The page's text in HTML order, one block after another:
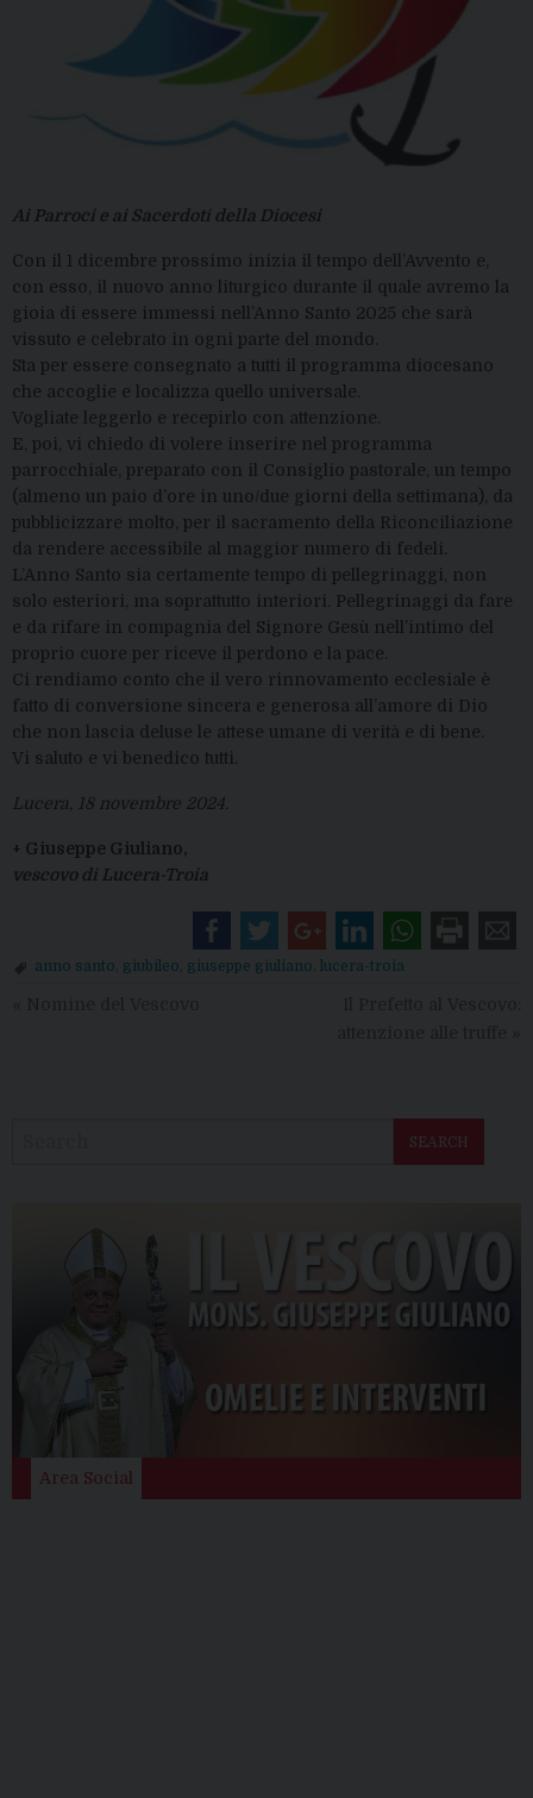
Ai Parroci e ai Sacerdoti della Diocesi
Con il 1 dicembre prossimo inizia il tempo dell’Avvento e,
con esso, il nuovo anno liturgico durante il quale avremo la
gioia di essere immessi nell’Anno Santo 2025 che sarà
vissuto e celebrato in ogni parte del mondo.
Sta per essere consegnato a tutti il programma diocesano
che accoglie e localizza quello universale.
Vogliate leggerlo e recepirlo con attenzione.
E, poi, vi chiedo di volere inserire nel programma
parrocchiale, preparato con il Consiglio pastorale, un tempo
(almeno un paio d’ore in uno/due giorni della settimana), da
pubblicizzare molto, per il sacramento della Riconciliazione
da rendere accessibile al maggior numero di fedeli.
L’Anno Santo sia certamente tempo di pellegrinaggi, non
solo esteriori, ma soprattutto interiori. Pellegrinaggi da fare
e da rifare in compagnia del Signore Gesù nell’intimo del
proprio cuore per riceve il perdono e la pace.
Ci rendiamo conto che il vero rinnovamento ecclesiale è
fatto di conversione sincera e generosa all’amore di Dio
che non lascia deluse le attese umane di verità e di bene.
Vi saluto e vi benedico tutti.
Lucera, 18 novembre 2024.
+ Giuseppe Giuliano,
vescovo di Lucera-Troia
anno santo giubileo giuseppe giuliano lucera-troia
SEARCH
Area Social